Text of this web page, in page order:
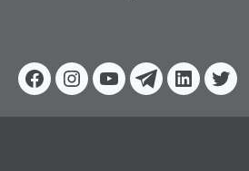
Facebook
Instagram
YoutubeTelegram
Linkedin